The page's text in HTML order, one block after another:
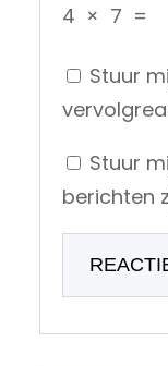
4 × 7 =
Stuur
Stuur
berichten